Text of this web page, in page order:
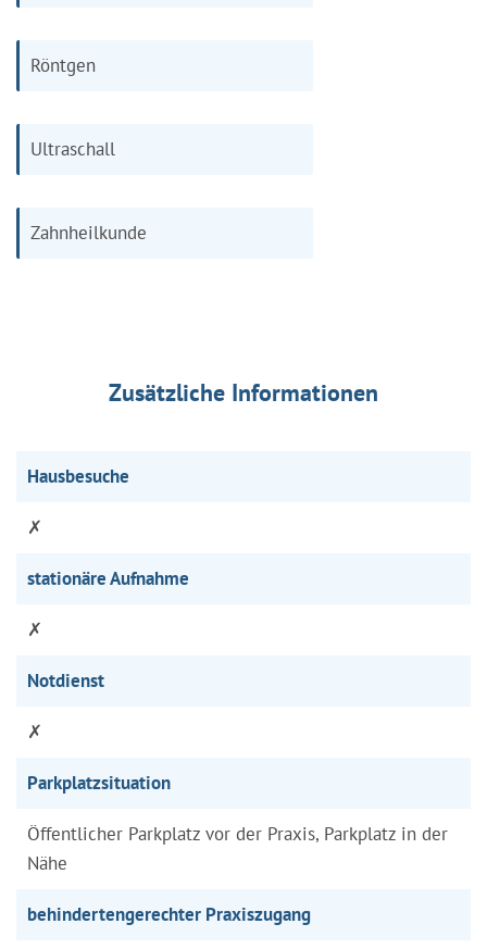
Röntgen
Ultraschall
Zahnheilkunde
Zusätzliche Informationen
Hausbesuche
✗
stationäre Aufnahme
✗
Notdienst
✗
Parkplatzsituation
Öffentlicher Parkplatz vor der Praxis, Parkplatz in der
Nähe
behindertengerechter Praxiszugang